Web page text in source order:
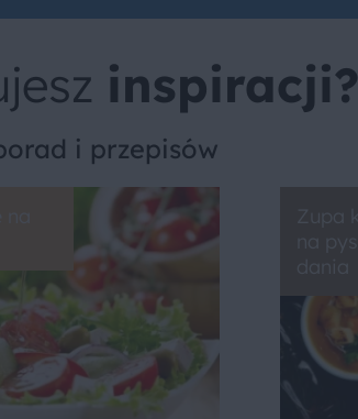
inspiracji?
i przepisów